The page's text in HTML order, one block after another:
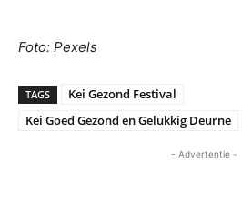
Foto: Pexels
TAGS
Kei Gezond Festival
Kei Goed Gezond en Gelukkig Deurne
- Advertentie -